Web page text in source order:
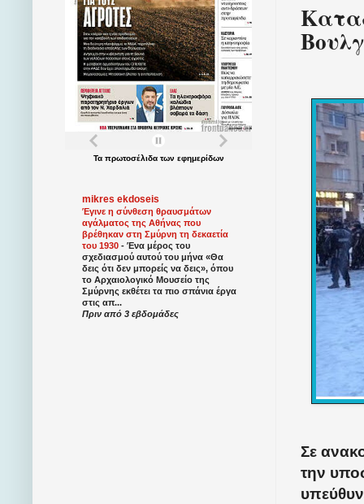
Σε
την
Τα πρωτοσέλιδατων εφημερίδων
mikres ekdoseis
Έγινε η σύνθεση θραυσμάτων
αγάλματος της Αθήνας που
βρέθηκαν στη Σμύρνη τη δεκαετία
του 1930 - Ένα μέρος του
σχεδιασμού αυτού του μήνα «Θα
δεις ότι δεν μπορείς να δεις», όπου
το Αρχαιολογικό Μουσείο της
Σμύρνης εκθέτει τα πιο σπάνια έργα
στις απ...
Πριν από 3 εβδομάδες